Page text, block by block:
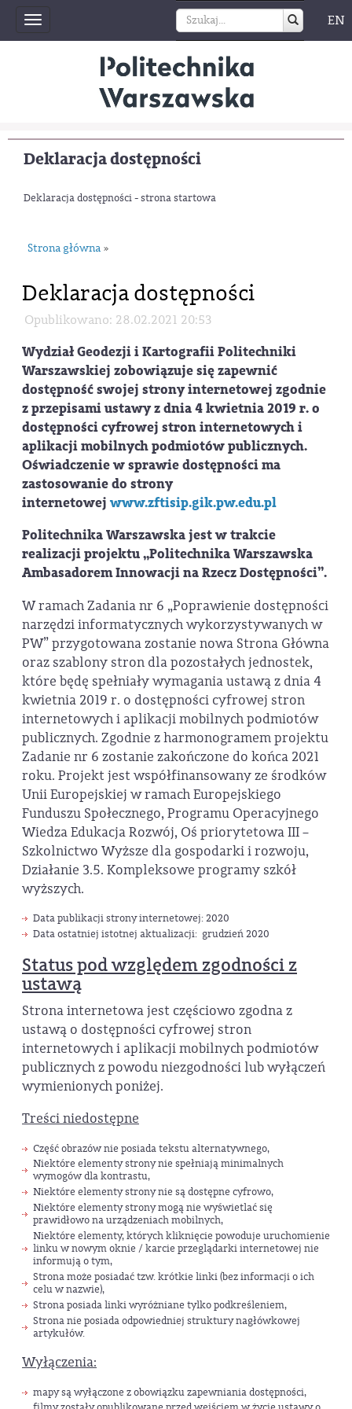
Toggle
navigation
EN
Deklaracja dostępności
Deklaracja dostępności - strona startowa
Strona główna »
Deklaracja dostępności
Opublikowano: 28.02.2021 20:53
Wydział Geodezji i Kartografii Politechniki
Warszawskiej zobowiązuje się zapewnić
dostępność swojej strony internetowej zgodnie
z przepisami ustawy z dnia 4 kwietnia 2019 r. o
dostępności cyfrowej stron internetowych i
aplikacji mobilnych podmiotów publicznych.
Oświadczenie w sprawie dostępności ma
zastosowanie do strony
internetowejwww.zftisip.gik.pw.edu.pl
Politechnika Warszawska jest w trakcie
realizacji projektu „Politechnika Warszawska
Ambasadorem Innowacji na Rzecz Dostępności”.
W ramach Zadania nr 6 „Poprawienie dostępności
narzędzi informatycznych wykorzystywanych w
PW” przygotowana zostanie nowa Strona Główna
oraz szablony stron dla pozostałych jednostek,
które będę spełniały wymagania ustawą z dnia 4
kwietnia 2019 r. o dostępności cyfrowej stron
internetowych i aplikacji mobilnych podmiotów
publicznych. Zgodnie z harmonogramem projektu
Zadanie nr 6 zostanie zakończone do końca 2021
roku. Projekt jest współfinansowany ze środków
Unii Europejskiej w ramach Europejskiego
Funduszu Społecznego, Programu Operacyjnego
Wiedza Edukacja Rozwój, Oś priorytetowa III –
Szkolnictwo Wyższe dla gospodarki i rozwoju,
Działanie 3.5. Kompleksowe programy szkół
wyższych.
Data publikacji strony internetowej: 2020
Data ostatniej istotnej aktualizacji: grudzień 2020
Status pod względem zgodności z
ustawą
Strona internetowa jest częściowo zgodna z
ustawą o dostępności cyfrowej stron
internetowych i aplikacji mobilnych podmiotów
publicznych z powodu niezgodności lub wyłączeń
wymienionych poniżej.
Treści niedostępne
Część obrazów nie posiada tekstu alternatywnego,
Niektóre elementy strony nie spełniają minimalnych
wymogów dla kontrastu,
Niektóre elementy strony nie są dostępne cyfrowo,
Niektóre elementy strony mogą nie wyświetlać się
prawidłowo na urządzeniach mobilnych,
Niektóre elementy, których kliknięcie powoduje uruchomienie
linku w nowym oknie / karcie przeglądarki internetowej nie
informują o tym,
Strona może posiadać tzw. krótkie linki (bez informacji o ich
celu w nazwie),
Strona posiada linki wyróżniane tylko podkreśleniem,
Strona nie posiada odpowiedniej struktury nagłówkowej
artykułów.
Wyłączenia:
mapy są wyłączone z obowiązku zapewniania dostępności,